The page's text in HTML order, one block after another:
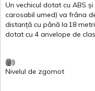
Un vechicul dotat cu ABS și
carosabil umed) va frâna
distanță cu până la 18 metri
dotat cu 4 anvelope de
Nivelul de zgomot